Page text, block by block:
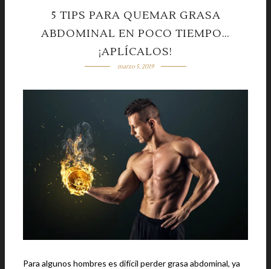
5 TIPS PARA QUEMAR GRASA
ABDOMINAL EN POCO TIEMPO…
¡APLÍCALOS!
marzo 5, 2019
Para algunos hombres es difícil perder grasa abdominal, ya